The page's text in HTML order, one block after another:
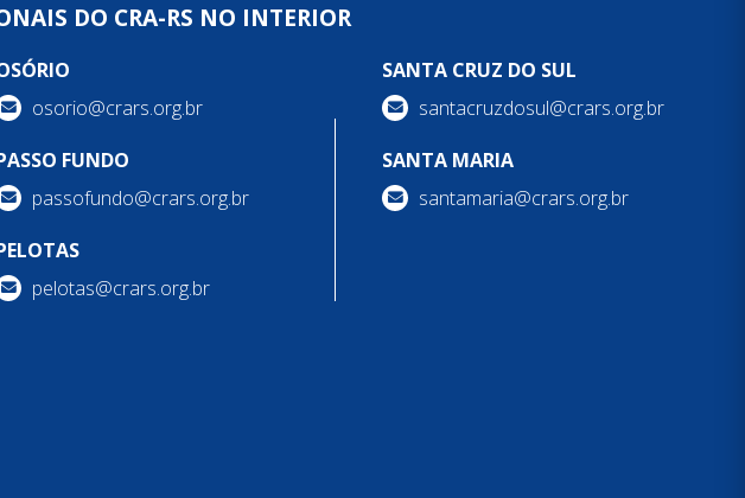
DO CRA-RS NO INTERIOR
osorio@crars.org.br
FUNDO
passofundo@crars.org.br
pelotas@crars.org.br
SANTA CRUZ DO SUL
santacruzdosul@crars.org.br
SANTA MARIA
santamaria@crars.org.br